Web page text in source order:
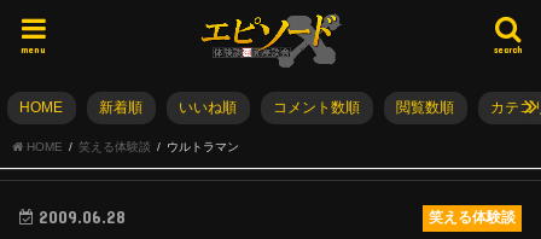
search
menu
HOME 新着順 いいね順 コメント数順 閲覧数順 カテゴ
HOME 笑える体験談 ウルトラマン
笑える体験談
2009.06.28